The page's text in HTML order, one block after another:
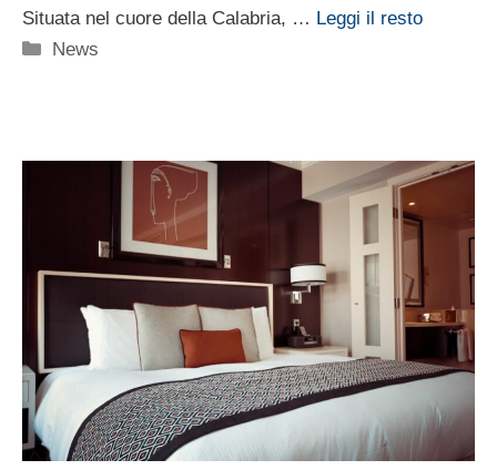
Situata nel cuore della Calabria, … Leggi il resto
Categorie
News